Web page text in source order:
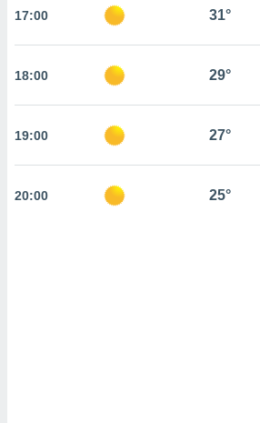
todas
ya sean
nos
en
perfil
y
17:00 31°
18:00 29°
19:00 27°
20:00 25°